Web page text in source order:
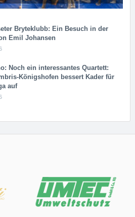
Bryteklubb: Ein Besuch in der
Emil Johansen
Noch ein in­ter­es­san­tes Quar­tett:
Kö­n­igs­ho­fen bessert Kader für
auf